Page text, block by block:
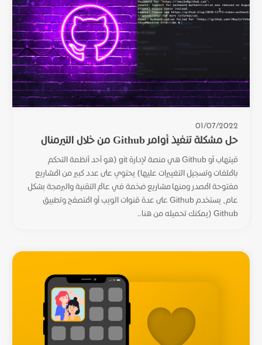
01/07/2022
حل مشكلة تنفيذ أوامر Github من خلال التيرمنال
قيتهاب أو Github هي منصة لإدارة git (هو أحد أنظمة التحكم
بالملفات وتسجيل التغييرات عليها) يحتوي على عدد كبير من المشاريع
مفتوحة المصدر ومنها مشاريع ضخمة في عالم التقنية والبرمجة بشكل
عام، يستخدم Github على عدة قنوات الويب أو المتصفح وتطبيق
Github (يمكنك تحميله من هنا...